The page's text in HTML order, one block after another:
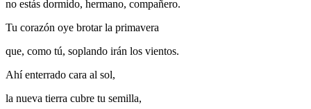
no estás dormido, hermano, compañero.
Tu corazón oye brotar la primavera
que, como tú, soplando irán los vientos.
Ahí enterrado cara al sol,
la nueva tierra cubre tu semilla,